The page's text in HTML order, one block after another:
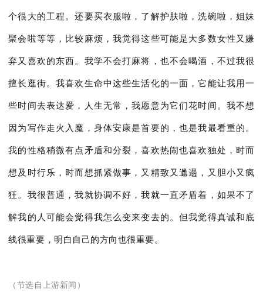
个很大的工程。还要买衣服啦，了解护肤啦，洗碗啦，姐妹
聚会啦等等，比较麻烦，我觉得这些可能是大多数女性又嫌
弃又喜欢的东西。我学不会打麻将，也不会喝酒，不过我很
擅长逛街。我喜欢生命中这些生活化的一面，它能让我用一
些时间去表达爱，人生无常，我愿意为它们花时间。我不想
因为写作走火入魔，身体安康是首要的，也是我最看重的。
我的性格稍微有点矛盾和分裂，喜欢热闹也喜欢独处，时而
想及时行乐，时而想抓紧做事，又精致又邋遢，又胆小又疯
狂。我很普通，我就协调不好，我就一直矛盾着，如果不了
解我的人可能会觉得我怎么变来变去的。但我觉得真诚和底
线很重要，明白自己的方向也很重要。
（节选自上游新闻）